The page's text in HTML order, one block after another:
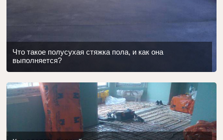
Что такое полусухая стяжка пола, и как она
выполняется?